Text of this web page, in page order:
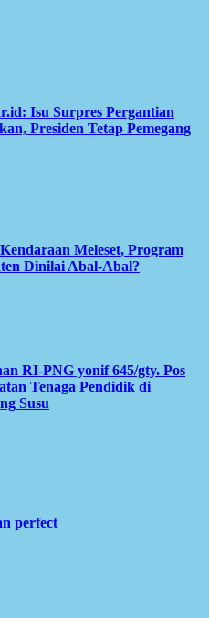
Isu Surpres Pergantian
Presiden Tetap Pemegang
Meleset, Program
Dinilai Abal-Abal?
RI-PNG yonif 645/gty. Pos
Tenaga Pendidik di
Susu
perfect